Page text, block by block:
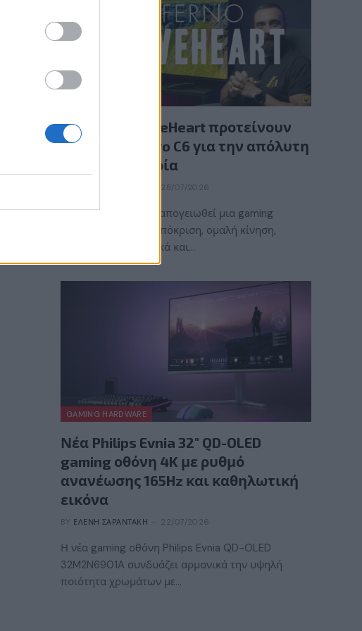
Οι InfernoBraveHeart προτείνουν
την LG OLED evo C6 για την απόλυτη
gaming εμπειρία
28/07/2026
Τι χρειάζεται για να απογειωθεί μια gaming
εμπειρία; Γρήγορη απόκριση, ομαλή κίνηση,
εντυπωσιακά γραφικά και…
GAMING HARDWARE
Νέα Philips Evnia 32″ QD-OLED
gaming οθόνη 4K με ρυθμό
ανανέωσης 165Hz και καθηλωτική
εικόνα
BY ΕΛΈΝΗ ΣΑΡΑΝΤΆΚΗ 22/07/2026
Η νέα gaming οθόνη Philips Evnia QD-OLED
32M2N6901A συνδυάζει αρμονικά την υψηλή
ποιότητα χρωμάτων με…